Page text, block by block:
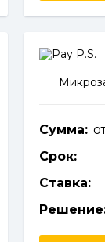
Сумма:
Срок:
Ставка: